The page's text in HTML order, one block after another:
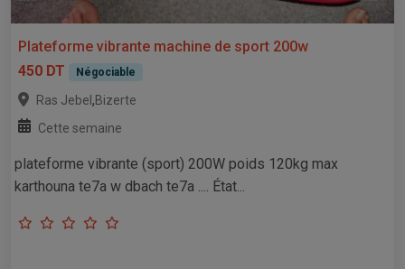
Plateforme vibrante machine de sport 200w
450 DT
Négociable
Ras Jebel ,Bizerte
Cette semaine
plateforme vibrante (sport) 200W poids 120kg max
karthouna te7a w dbach te7a .... État...